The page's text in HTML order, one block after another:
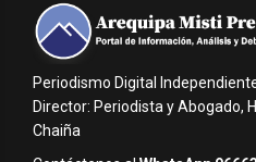
Periodismo Digital
Director: Periodista y Abogado,
Chaiña